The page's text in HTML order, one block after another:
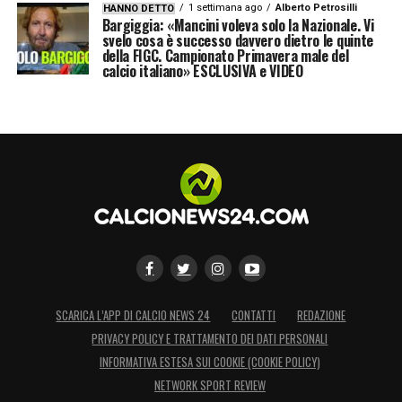
HANNO DETTO 1 settimana ago Alberto Petrosilli
Bargiggia: «Mancini voleva solo la Nazionale. Vi
svelo cosa è successo davvero dietro le quinte
della FIGC. Campionato Primavera male del
calcio italiano» ESCLUSIVA e VIDEO
SCARICA L’APP DI CALCIO NEWS 24 CONTATTI
REDAZIONE
PRIVACY POLICY E TRATTAMENTO DEI DATI PERSONALI
INFORMATIVA ESTESA SUI COOKIE (COOKIE POLICY)
NETWORK SPORT REVIEW